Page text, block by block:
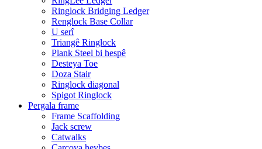
Ringlock Bridging Ledger
Renglock Base Collar
U serî
Triangê Ringlock
Plank Steel bi hespê
Desteya Toe
Doza Stair
Ringlock diagonal
Spigot Ringlock
Pergala frame
Frame Scaffolding
Jack screw
Catwalks